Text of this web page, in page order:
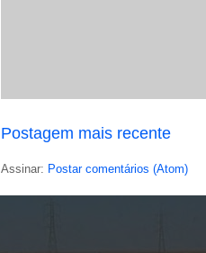
Postagem mais recente
Assinar: Postar comentários (Atom)